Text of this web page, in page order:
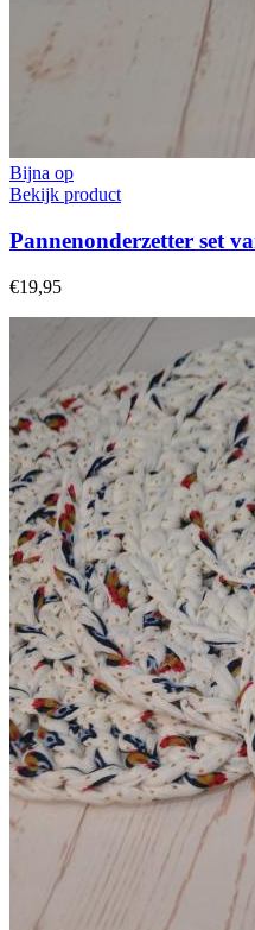
Bijna op
Bekijk product
Pannenonderzetter set
€19,95